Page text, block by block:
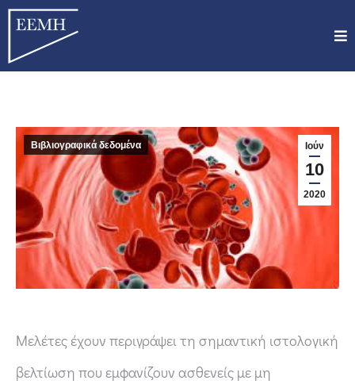
Ιούν
10
2020
Βιβλιογραφικά δεδομένα
Μελέτες έχουν περιγράψει τη σημαντική ιστολογική
βελτίωση που εμφανίζουν ασθενείς με μη